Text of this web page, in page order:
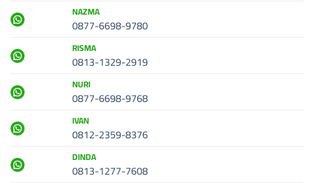
NAZMA
0877-6698-9780
RISMA
0813-1329-2919
NURI
0877-6698-9768
IVAN
0812-2359-8376
DINDA
0813-1277-7608